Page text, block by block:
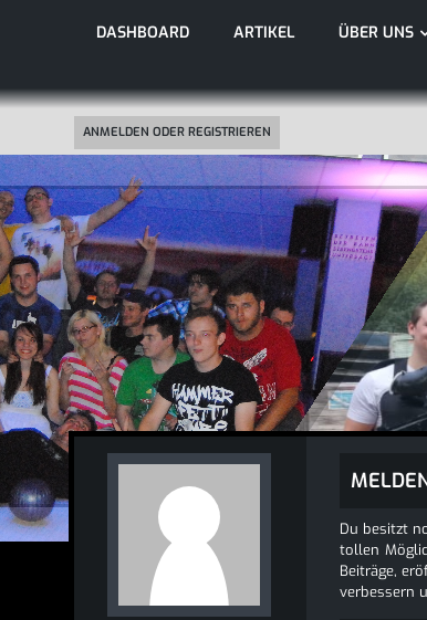
DASHBOARD ARTIKEL ÜBER UNS
ANMELDEN ODER REGISTRIEREN
Du besitzt
tollen
Beiträge,
verbessern